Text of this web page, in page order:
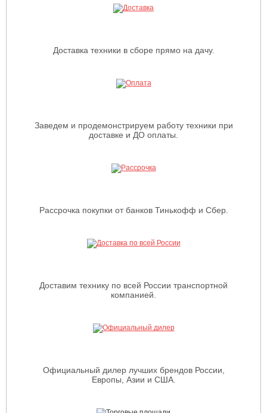
Доставка техники в сборе прямо на дачу.
Заведем и продемонстрируем работу техники при
доставке и ДО оплаты.
Рассрочка покупки от банков Тинькофф и Сбер.
Доставим технику по всей России транспортной
компанией.
Официальный дилер лучших брендов России,
Европы, Азии и США.